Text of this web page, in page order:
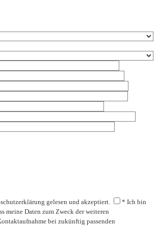
gelesen und akzeptiert.
* Ich bin
meine Daten zum Zweck der weiteren
bei zukünftig passenden